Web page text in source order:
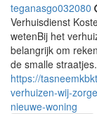
teganasgo032080
Verhuisdienst
wetenBij het
belangrijk om
de smalle straatjes.
https://
verhuizen-wij-
nieuwe-woning